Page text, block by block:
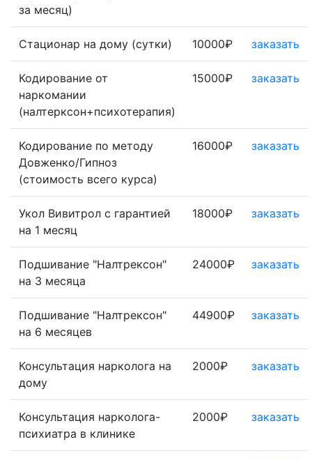
за месяц)
Стационар на дому (сутки) 10000₽ заказать
Кодирование от
наркомании
(налтерксон+психотерапия)
15000₽ заказать
Кодирование по методу
Довженко/Гипноз
(стоимость всего курса)
16000₽ заказать
Укол Вивитрол с гарантией
на 1 месяц
18000₽ заказать
Подшивание "Налтрексон"
на 3 месяца
24000₽ заказать
Подшивание "Налтрексон"
на 6 месяцев
44900₽ заказать
Консультация нарколога на
дому
2000₽ заказать
Консультация нарколога-
психиатра в клинике
2000₽ заказать